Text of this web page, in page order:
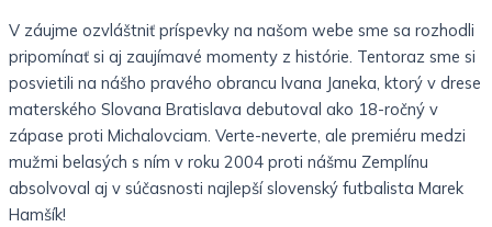
V záujme ozvláštniť príspevky na našom webe sme sa rozhodli
pripomínať si aj zaujímavé momenty z histórie. Tentoraz sme si
posvietili na nášho pravého obrancu Ivana Janeka, ktorý v drese
materského Slovana Bratislava debutoval ako 18-ročný v
zápase proti Michalovciam. Verte-neverte, ale premiéru medzi
mužmi belasých s ním v roku 2004 proti nášmu Zemplínu
absolvoval aj v súčasnosti najlepší slovenský futbalista Marek
Hamšík!